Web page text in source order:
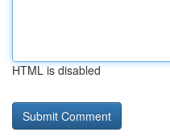
HTML is disabled